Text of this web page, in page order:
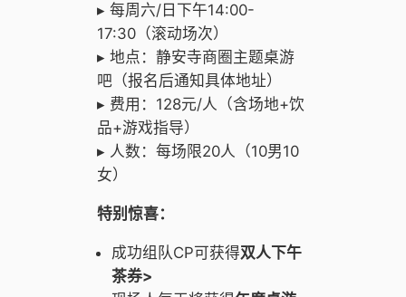
▸ 每周六/日下午14:00-
17:30（滚动场次）
▸ 地点：静安寺商圈主题桌游
吧（报名后通知具体地址）
▸ 费用：128元/人（含场地+饮
品+游戏指导）
▸ 人数：每场限20人（10男10
女）
特别惊喜：
成功组队CP可获得双人下午
茶券>